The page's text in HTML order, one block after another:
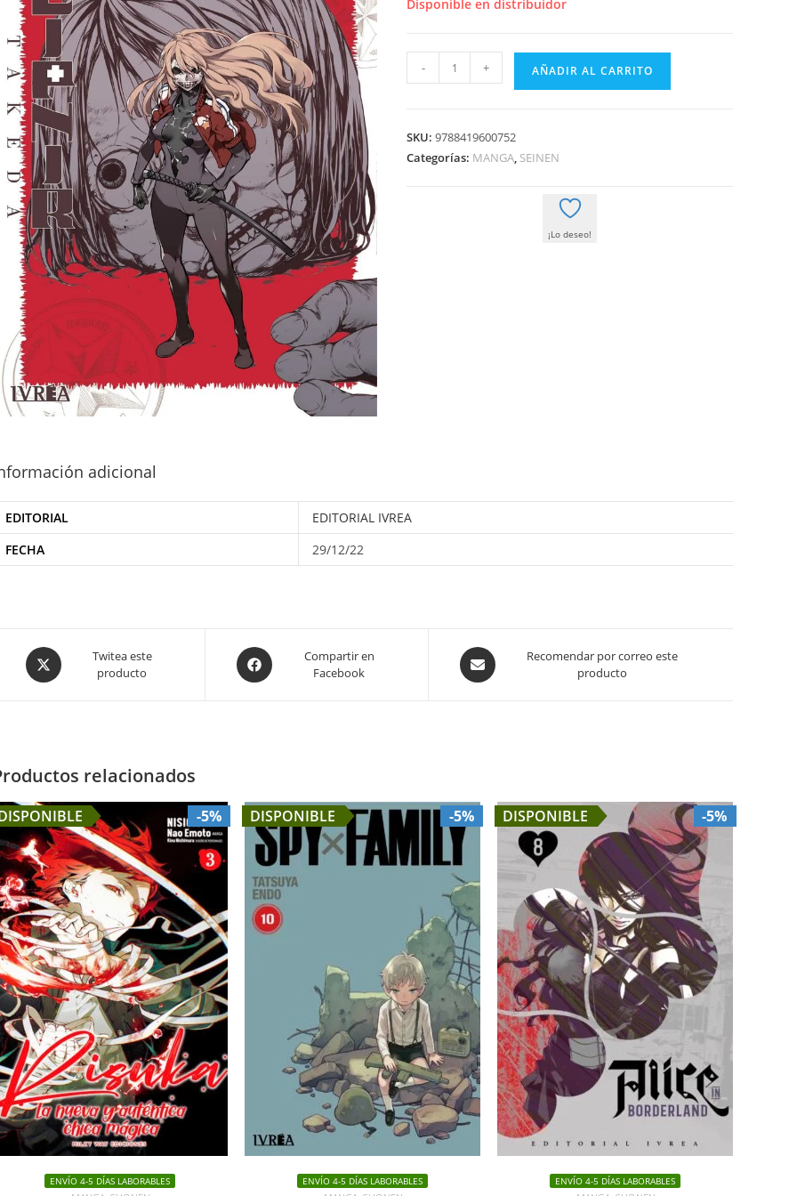
Disponible en distribuidor
GLEIPNIR
11
- + AÑADIR AL CARRITO
SKU:9788419600752
Categorías: MANGA, SEINEN
¡Lo deseo!
adicional
EDITORIAL
EDITORIAL IVREA
FECHA
29/12/22
Opens
in
Twitea este
producto
Opens
in
Compartir en
Facebook
Opens
in
Recomendar por correo este
producto
relacionados
-5%
ENVÍO 4-5 DÍAS LABORABLES
DISPONIBLE -5%
ENVÍO 4-5 DÍAS LABORABLES
DISPONIBLE -5%
ENVÍO 4-5 DÍAS LABORABLES